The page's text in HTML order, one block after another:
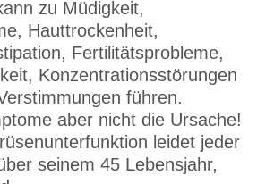
zu Müdigkeit,
Hauttrockenheit,
Fertilitätsprobleme,
Konzentrationsstörungen
führen.
aber nicht die Ursache!
leidet jeder
seinem 45 Lebensjahr,